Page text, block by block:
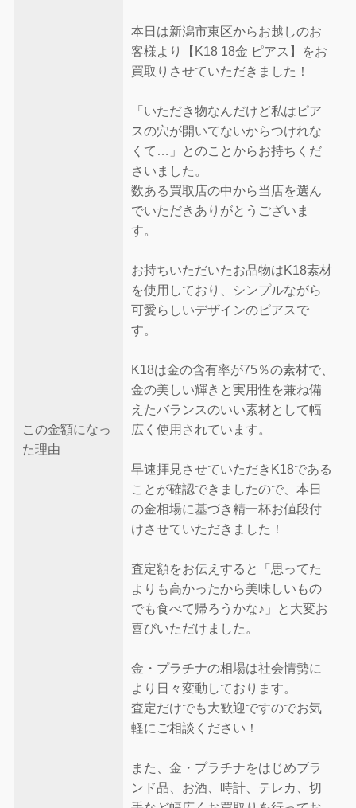
この金額になっ
た理由
本日は新潟市東区からお越しのお
客様より【K18 18金 ピアス】をお
買取りさせていただきました！
「いただき物なんだけど私はピア
スの穴が開いてないからつけれな
くて…」とのことからお持ちくだ
さいました。
数ある買取店の中から当店を選ん
でいただきありがとうございま
す。
お持ちいただいたお品物はK18素材
を使用しており、シンプルながら
可愛らしいデザインのピアスで
す。
K18は金の含有率が75％の素材で、
金の美しい輝きと実用性を兼ね備
えたバランスのいい素材として幅
広く使用されています。
早速拝見させていただきK18である
ことが確認できましたので、本日
の金相場に基づき精一杯お値段付
けさせていただきました！
査定額をお伝えすると「思ってた
よりも高かったから美味しいもの
でも食べて帰ろうかな♪」と大変お
喜びいただけました。
金・プラチナの相場は社会情勢に
より日々変動しております。
査定だけでも大歓迎ですのでお気
軽にご相談ください！
また、金・プラチナをはじめブラ
ンド品、お酒、時計、テレカ、切